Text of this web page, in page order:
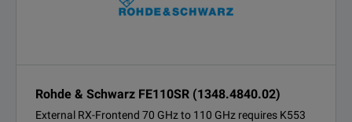
Rohde & Schwarz FE110SR (1348.4840.02)
External RX-Frontend 70 GHz to 110 GHz requires K553